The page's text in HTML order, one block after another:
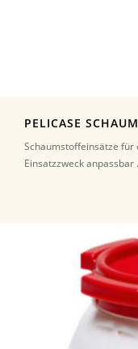
PELICASE
Schaumstoffeinsätze für
Einsatzzweck anpassbar